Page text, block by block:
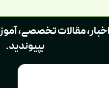
مقالات تخصصی،
بپیوندید.